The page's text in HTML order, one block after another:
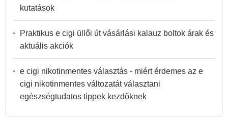
kutatások
Praktikus e cigi üllői út vásárlási kalauz boltok árak és
aktuális akciók
e cigi nikotinmentes választás - miért érdemes az e
cigi nikotinmentes változatát választani
egészségtudatos tippek kezdőknek